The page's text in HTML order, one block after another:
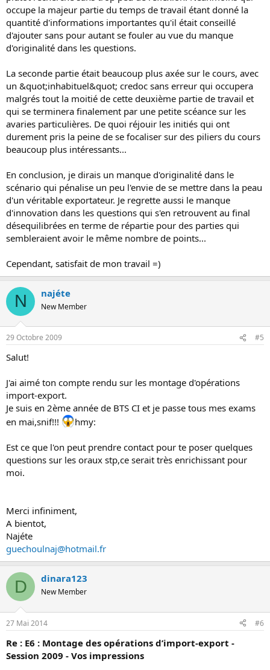
occupe la majeur partie du temps de travail étant donné la
quantité d'informations importantes qu'il était conseillé
d'ajouter sans pour autant se fouler au vue du manque
d'originalité dans les questions.
La seconde partie était beaucoup plus axée sur le cours, avec
un &quot;inhabituel&quot; credoc sans erreur qui occupera
malgrés tout la moitié de cette deuxième partie de travail et
qui se terminera finalement par une petite scéance sur les
avaries particulières. De quoi réjouir les initiés qui ont
durement pris la peine de se focaliser sur des piliers du cours
beaucoup plus intéressants...
En conclusion, je dirais un manque d'originalité dans le
scénario qui pénalise un peu l'envie de se mettre dans la peau
d'un véritable exportateur. Je regrette aussi le manque
d'innovation dans les questions qui s'en retrouvent au final
désequilibrées en terme de répartie pour des parties qui
sembleraient avoir le même nombre de points...
Cependant, satisfait de mon travail =)
N najéte
New Member
29 Octobre 2009 #5
Salut!
J'ai aimé ton compte rendu sur les montage d'opérations
import-export.
Je suis en 2ème année de BTS CI et je passe tous mes exams
en mai,snif!!!
hmy:
Est ce que l'on peut prendre contact pour te poser quelques
questions sur les oraux stp,ce serait très enrichissant pour
moi.
Merci infiniment,
A bientot,
Najéte
guechoulnaj@hotmail.fr
D dinara123
New Member
27 Mai 2014 #6
Re : E6 : Montage des opérations d’import-export -
Session 2009 - Vos impressions